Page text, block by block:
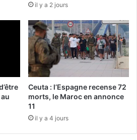
il y a 2 jours
Ceuta : l’Espagne recense 72
morts, le Maroc en annonce
11
il y a 4 jours